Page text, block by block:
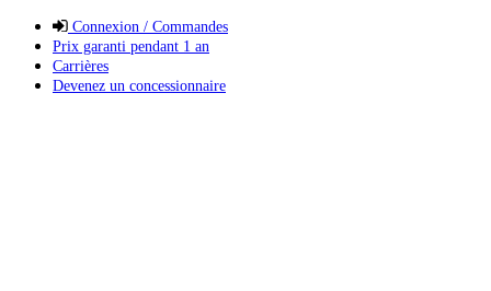
Connexion / Commandes
Prix garanti pendant 1 an
Carrières
Devenez un concessionnaire